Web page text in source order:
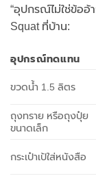
“อุปกรณ์ไม่ใช่ข้ออ้
Squat ที่บ้าน:
อุปกรณ์ทดแทน
ขวดน้ำ 1.5 ลิตร
ถุงทราย หรือถุงปุ๋ย
ขนาดเล็ก
กระเป๋าเป้ใส่หนังสือ